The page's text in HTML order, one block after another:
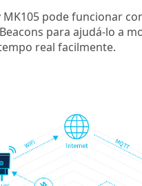
MK105 pode funcionar
para ajudá-lo a
real facilmente.